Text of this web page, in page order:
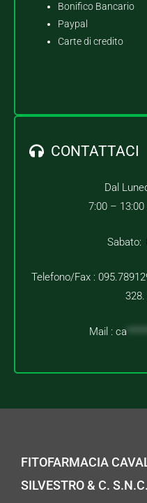
Bonifico Bancario
Paypal
Carte di credito
CONTATTACI
Dal
7:00 –
Sabato:
Telefono/Fax :
Mail : ca
FITOFARMACIA
SILVESTRO & C. S.N.C.